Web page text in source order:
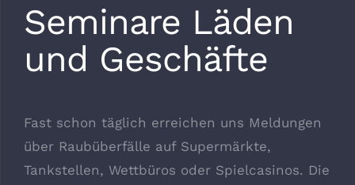
Seminare Läden
und Geschäfte
Fast schon täglich erreichen uns Meldungen
über Raubüberfälle auf Supermärkte,
Tankstellen, Wettbüros oder Spielcasinos. Die